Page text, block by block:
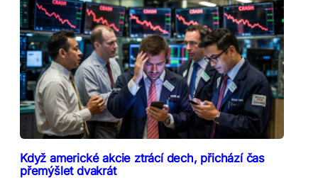
Když americké akcie ztrácí dech, přichází čas
přemýšlet dvakrát